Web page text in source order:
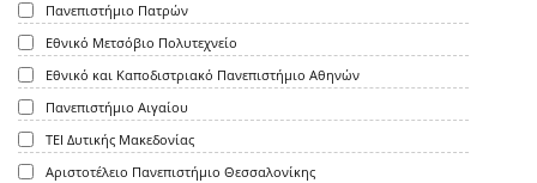
Πανεπιστήμιο Πατρών
Εθνικό Μετσόβιο Πολυτεχνείο
Εθνικό και Καποδιστριακό Πανεπιστήμιο Αθηνών
Πανεπιστήμιο Αιγαίου
ΤΕΙ Δυτικής Μακεδονίας
Αριστοτέλειο Πανεπιστήμιο Θεσσαλονίκης